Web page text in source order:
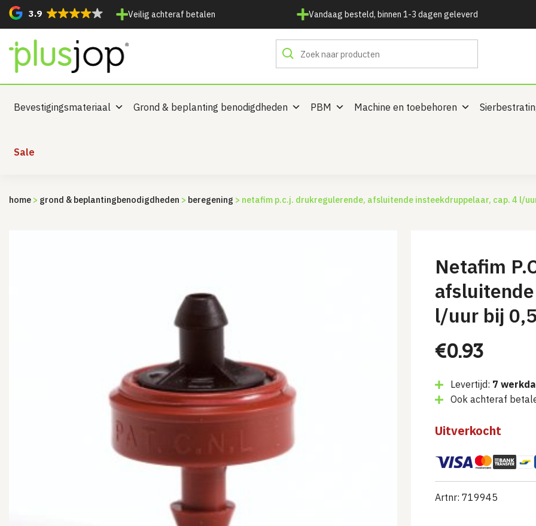
3.9 Veilig achteraf betalen Vandaag besteld, binnen 1-3 dagen geleverd
Bevestigingsmateriaal Grond & beplanting benodigdheden PBM Machine en toebehoren
Sale
home > grond & beplanting­benodigdheden > beregening > netafim p.c.j. drukregulerende, afsluitende insteekdruppelaar, cap. 4 l/
Netafim
l/uur bij
€0.93
Levertijd: 7
Ook achteraf
Uitverkocht
Artnr: 719945